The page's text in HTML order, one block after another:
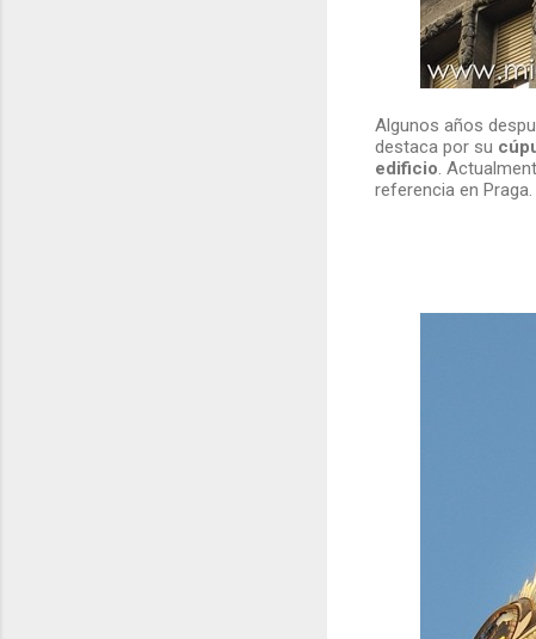
Algunos años
destaca por su
edificio.
referencia en Praga.